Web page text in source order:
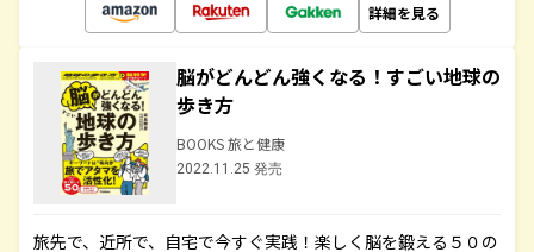
詳細を見る
脳がどんどん強くなる！すごい地球の
歩き方
BOOKS 旅と健康
2022.11.25 発売
旅先で、近所で、自宅で今すぐ実践！楽しく脳を鍛える５０の